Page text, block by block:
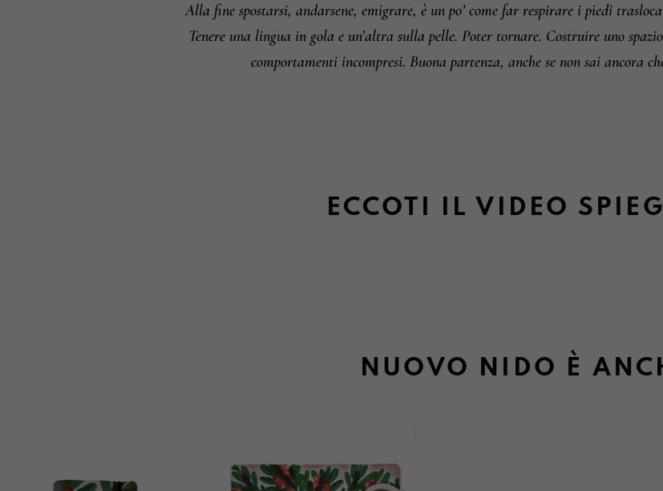
Alla fine spostarsi, andarsene, emigrare, è un po’ come far respirare i piedi
Tenere una lingua in gola e un’altra sulla pelle. Poter tornare. Costruire uno
comportamenti incompresi. Buona partenza, anche se non sai ancora
ECCOTI IL VIDEO
NUOVO NIDO È